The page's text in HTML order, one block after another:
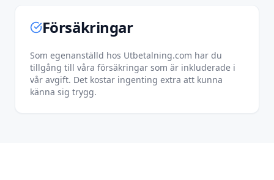
Försäkringar
Som egenanställd hos Utbetalning.com har du
tillgång till våra försäkringar som är inkluderade i
vår avgift. Det kostar ingenting extra att kunna
känna sig trygg.